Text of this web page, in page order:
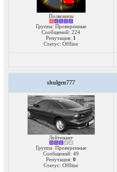
Полковник
Группа: Проверенные
Сообщений: 224
Репутация: 1
Статус: Offline
shulgen777
Лейтенант
Группа: Проверенные
Сообщений: 49
Репутация: 0
Статус: Offline